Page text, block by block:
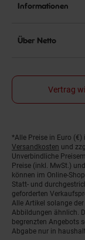
Informationen
Über Netto
Vertrag
Fußnoten
*Alle Preise in Euro (€)
Versandkosten und
Unverbindliche
Preise (inkl. MwSt.)
können im Online-
Statt- und
geforderten
Alle Artikel solange
Abbildungen ähnlich.
begrenzten Angebots
Abgabe nur in